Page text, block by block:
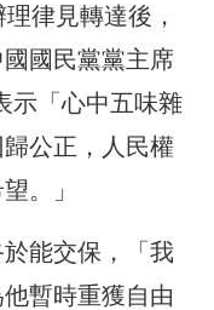
律見轉達後，
國民黨黨主席
示「心中五味雜
公正，人民權
。」
能交保，「我
暫時重獲自由